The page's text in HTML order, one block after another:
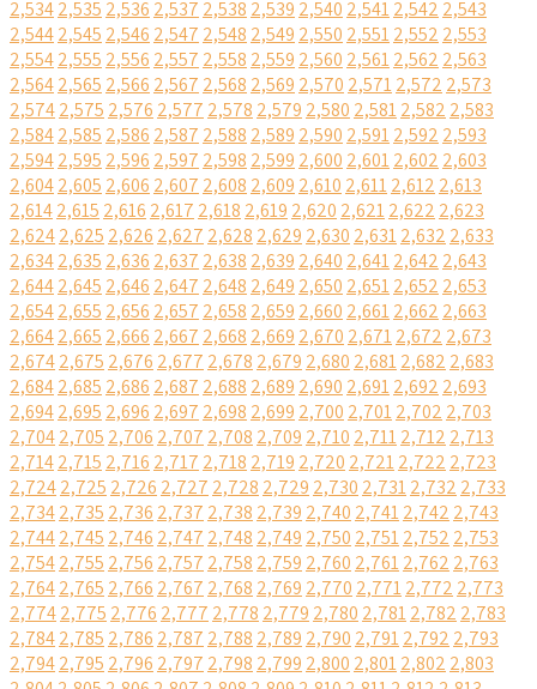
2,5342,535 2,536 2,537 2,538 2,539 2,540 2,5412,542 2,543
2,5442,545 2,546 2,547 2,548 2,549 2,550 2,5512,552 2,553
2,5542,555 2,556 2,557 2,558 2,559 2,560 2,5612,562 2,563
2,5642,565 2,566 2,567 2,568 2,569 2,570 2,5712,572 2,573
2,5742,575 2,576 2,577 2,578 2,579 2,580 2,5812,582 2,583
2,5842,585 2,586 2,587 2,588 2,589 2,590 2,5912,592 2,593
2,5942,595 2,596 2,597 2,598 2,599 2,600 2,6012,602 2,603
2,6042,605 2,606 2,607 2,608 2,609 2,610 2,6112,612 2,613
2,6142,615 2,616 2,617 2,618 2,619 2,620 2,6212,622 2,623
2,6242,625 2,626 2,627 2,628 2,629 2,630 2,6312,632 2,633
2,6342,635 2,636 2,637 2,638 2,639 2,640 2,6412,642 2,643
2,6442,645 2,646 2,647 2,648 2,649 2,650 2,6512,652 2,653
2,6542,655 2,656 2,657 2,658 2,659 2,660 2,6612,662 2,663
2,6642,665 2,666 2,667 2,668 2,669 2,670 2,6712,672 2,673
2,6742,675 2,676 2,677 2,678 2,679 2,680 2,6812,682 2,683
2,6842,685 2,686 2,687 2,688 2,689 2,690 2,6912,692 2,693
2,6942,695 2,696 2,697 2,698 2,699 2,700 2,7012,702 2,703
2,7042,705 2,706 2,707 2,708 2,709 2,710 2,7112,712 2,713
2,7142,715 2,716 2,717 2,718 2,719 2,720 2,7212,722 2,723
2,7242,725 2,726 2,727 2,728 2,729 2,730 2,7312,732 2,733
2,7342,735 2,736 2,737 2,738 2,739 2,740 2,7412,742 2,743
2,7442,745 2,746 2,747 2,748 2,749 2,750 2,7512,752 2,753
2,7542,755 2,756 2,757 2,758 2,759 2,760 2,7612,762 2,763
2,7642,765 2,766 2,767 2,768 2,769 2,770 2,7712,772 2,773
2,7742,775 2,776 2,777 2,778 2,779 2,780 2,7812,782 2,783
2,7842,785 2,786 2,787 2,788 2,789 2,790 2,7912,792 2,793
2,7942,795 2,796 2,797 2,798 2,799 2,800 2,8012,802 2,803